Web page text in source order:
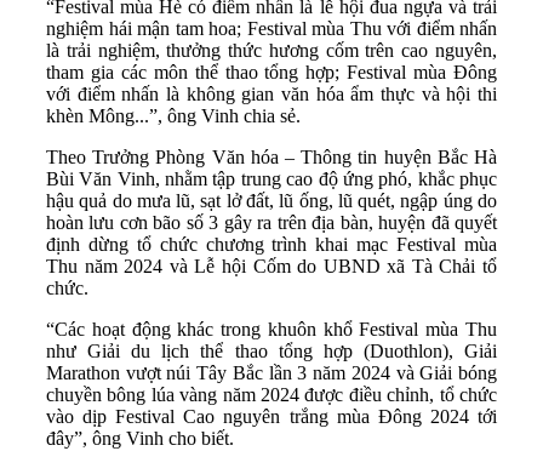
“Festival mùa Hè có điểm nhấn là lễ hội đua ngựa và trải
nghiệm hái mận tam hoa; Festival mùa Thu với điểm nhấn
là trải nghiệm, thưởng thức hương cốm trên cao nguyên,
tham gia các môn thể thao tổng hợp; Festival mùa Đông
với điểm nhấn là không gian văn hóa ẩm thực và hội thi
khèn Mông...”, ông Vinh chia sẻ.
Theo Trưởng Phòng Văn hóa – Thông tin huyện Bắc Hà
Bùi Văn Vinh, nhằm tập trung cao độ ứng phó, khắc phục
hậu quả do mưa lũ, sạt lở đất, lũ ống, lũ quét, ngập úng do
hoàn lưu cơn bão số 3 gây ra trên địa bàn, huyện đã quyết
định dừng tổ chức chương trình khai mạc Festival mùa
Thu năm 2024 và Lễ hội Cốm do UBND xã Tà Chải tổ
chức.
“Các hoạt động khác trong khuôn khổ Festival mùa Thu
như Giải du lịch thể thao tổng hợp (Duothlon), Giải
Marathon vượt núi Tây Bắc lần 3 năm 2024 và Giải bóng
chuyền bông lúa vàng năm 2024 được điều chỉnh, tổ chức
vào dịp Festival Cao nguyên trắng mùa Đông 2024 tới
đây”, ông Vinh cho biết.